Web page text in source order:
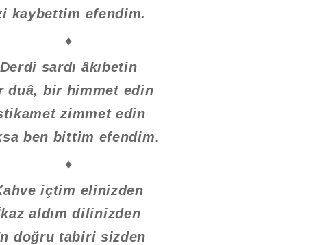
kaybettim efendim.
♦
Derdi sardı âkıbetin
duâ, bir himmet edin
zimmet edin
ben bittim efendim.
♦
içtim elinizden
aldım dilinizden
doğru tabiri sizden